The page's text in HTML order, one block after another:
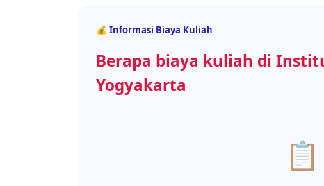
💰 Informasi Biaya Kuliah
Berapa biaya kuliah di
Yogyakarta
📋